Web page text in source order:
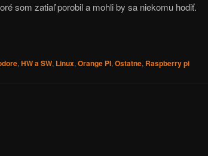
som zatiaľ porobil a mohli by sa niekomu hodiť.
, HW a SW, Linux, Orange PI, Ostatne, Raspberry pi